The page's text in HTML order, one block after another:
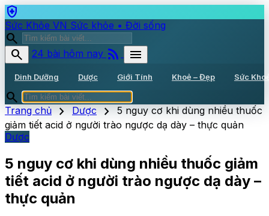
health_and_safety
Sức Khỏe VN Sức khỏe • Đời sống
search
search
24 bài hôm nay rss_feed menu
Dinh Dưỡng Dược Giới Tính Khoẻ – Đẹp Sức
search
Trang chủ chevron_right Dược chevron_right 5 nguy cơ khi dùng nhiều thuốc
giảm tiết acid ở người trào ngược dạ dày – thực quản
Dược
5 nguy cơ khi dùng nhiều thuốc giảm
tiết acid ở người trào ngược dạ dày –
thực quản